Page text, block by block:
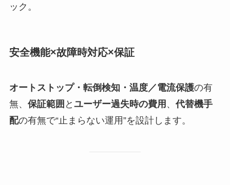
ック。
安全機能×故障時対応×保証
オートストップ・転倒検知・温度／電流保護の有
無、 保証範囲 と ユーザー過失時の費用 、 代替機手
配の有無で“止まらない運用”を設計します。